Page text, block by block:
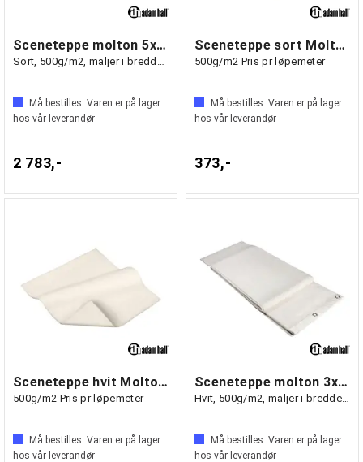
Sceneteppe molton 5x3m ferdigsydd
Sort, 500g/m2, maljer i bredden (3m)
Må bestilles. Varen er på lager
hos vår leverandør
2 783,-
Sceneteppe sort Molton 300cm bredde
500g/m2 Pris pr løpemeter
Må bestilles. Varen er på lager
hos vår leverandør
373,-
Sceneteppe hvit Molton 300cm bredde
500g/m2 Pris pr løpemeter
Må bestilles. Varen er på lager
hos vår leverandør
Sceneteppe molton 3x3m ferdigsydd
Hvit, 500g/m2, maljer i bredden (3m)
Må bestilles. Varen er på lager
hos vår leverandør